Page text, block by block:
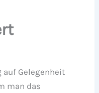
auf Gelegenheit
man das